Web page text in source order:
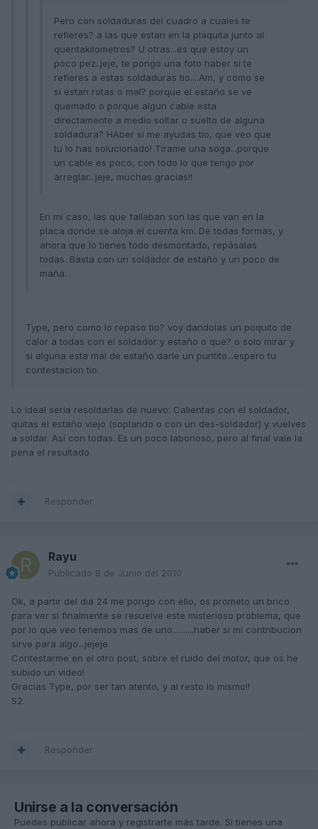
Pero con soldaduras del cuadro a cuales te
refieres? a las que estan en la plaquita junto al
quentakilometros? U otras...es que estoy un
poco pez..jeje, te pongo una foto haber si te
refieres a estas soldaduras tio....Am, y como se
si estan rotas o mal? porque el estaño se ve
quemado o porque algun cable esta
directamente a medio soltar o suelto de alguna
soldadura? HAber si me ayudas tio, que veo que
tu lo has solucionado! Tirame una soga...porque
un cable es poco, con todo lo que tengo por
arreglar...jeje, muchas gracias!!
En mi caso, las que fallaban son las que van en la
placa donde se aloja el cuenta km. De todas formas, y
ahora que lo tienes todo desmontado, repásalas
todas. Basta con un soldador de estaño y un poco de
maña.
Type, pero como lo repaso tio? voy dandolas un poquito de
calor a todas con el soldador y estaño o que? o solo mirar y
si alguna esta mal de estaño darle un puntito...espero tu
contestacion tio.
Lo ideal sería resoldarlas de nuevo: Calientas con el soldador,
quitas el estaño viejo (soplando o con un des-soldador) y vuelves
a soldar. Así con todas. Es un poco laborioso, pero al final vale la
pena el resultado.
Responder
Rayu
Publicado 8 de Junio del 2010
Ok, a partir del dia 24 me pongo con ello, os prometo un brico
para ver si finalmente se resuelve este misterioso problema, que
por lo que veo tenemos mas de uno..........haber si mi contribucion
sirve para algo...jejeje.
Contestarme en el otro post, sobre el ruido del motor, que os he
subido un video!
Gracias Type, por ser tan atento, y al resto lo mismo!!
S2.
Responder
Unirse a la conversación
Puedes publicar ahora y registrarte más tarde. Si tienes una